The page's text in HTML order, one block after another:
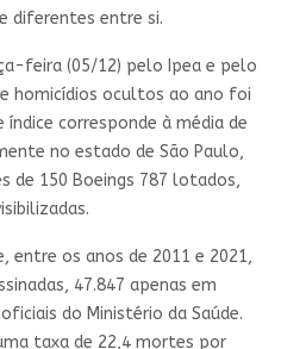
diferentes entre si.
feira (05/12) pelo Ipea e pelo
homicídios ocultos ao ano foi
índice corresponde à média de
no estado de São Paulo,
de 150 Boeings 787 lotados,
entre os anos de 2011 e 2021,
47.847 apenas em
do Ministério da Saúde.
taxa de 22,4 mortes por